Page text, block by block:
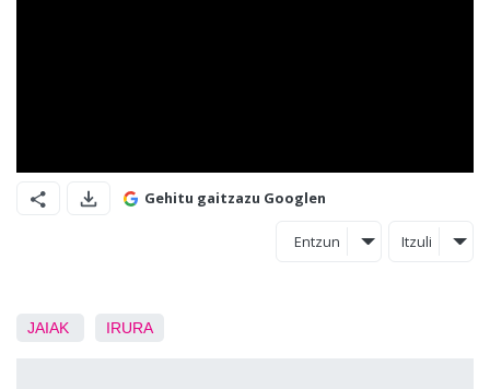
Gehitu gaitzazu Googlen
Entzun Itzuli
JAIAK IRURA